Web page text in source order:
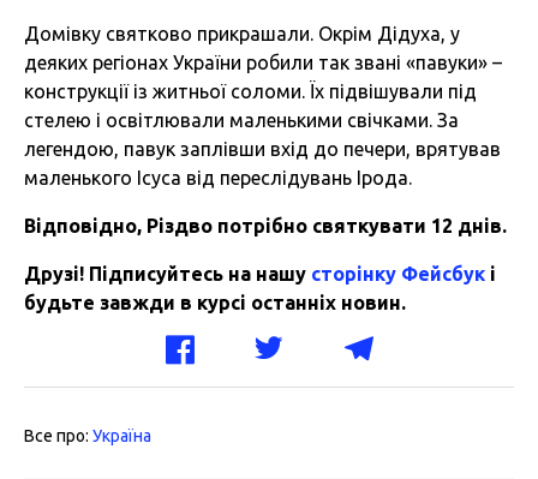
Домівку святково прикрашали. Окрім Дідуха, у
деяких регіонах України робили так звані «павуки» –
конструкції із житньої соломи. Їх підвішували під
стелею і освітлювали маленькими свічками. За
легендою, павук заплівши вхід до печери, врятував
маленького Ісуса від переслідувань Ірода.
Відповідно, Різдво потрібно святкувати 12 днів.
Друзі! Підписуйтесь на нашу сторінку Фейсбук і
будьте завжди в курсі останніх новин.
Все про: Україна